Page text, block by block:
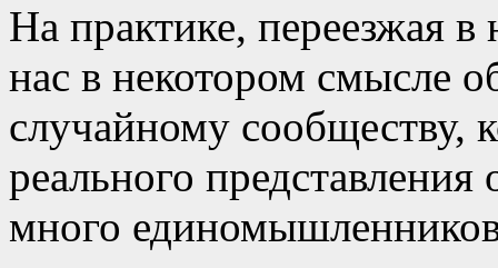
На практике, переезжая
нас в некотором смысле
случайному сообществу,
реального представления
много